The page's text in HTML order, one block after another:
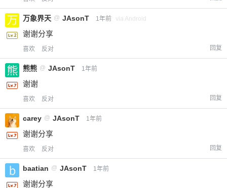
万象界天 @ JAsonT 1年前 via Android
谢谢分享
喜欢 反对 回复
熊熊 @ JAsonT 1年前
谢谢
喜欢 反对 回复
carey @ JAsonT 1年前
谢谢分享
喜欢 反对 回复
baatian @ JAsonT 1年前
谢谢分享